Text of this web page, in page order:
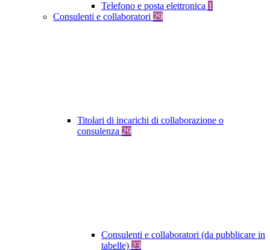
Telefono e posta elettronica 1
Consulenti e collaboratori 29
Titolari di incarichi di collaborazione o
consulenza 29
Consulenti e collaboratori (da pubblicare in
tabelle) 23